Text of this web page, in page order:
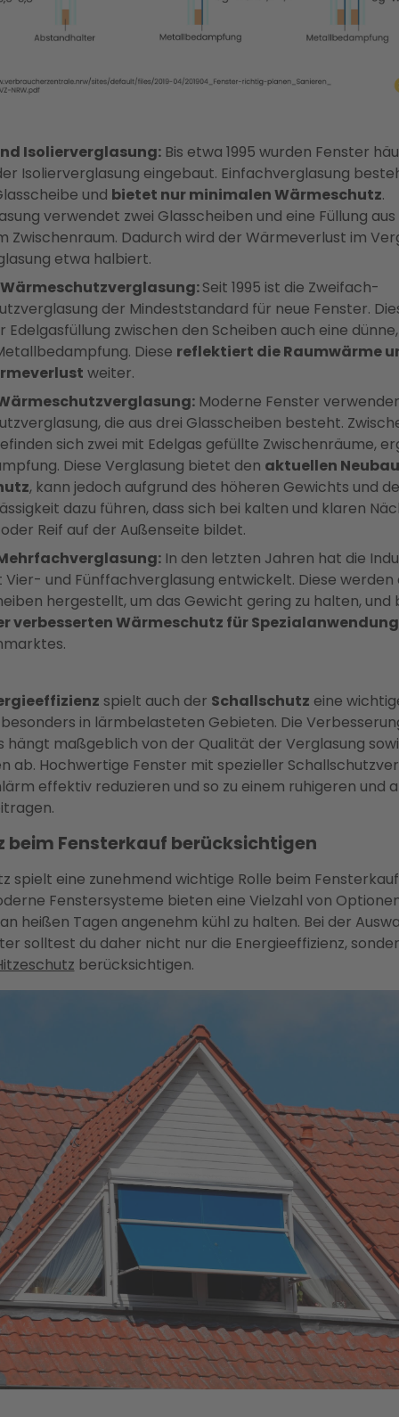
Isolierverglasung:Bis etwa 1995 wurden Fenster
Isolierverglasung eingebaut. Einfachverglasung
und bietet nur minimalen Wärmeschutz.
verwendet zwei Glasscheiben und eine Füllung
Zwischenraum. Dadurch wird der Wärmeverlust im
etwa halbiert.
Seit 1995 ist die Zweifach-
der Mindeststandard für neue Fenster.
Edelgasfüllung zwischen den Scheiben auch eine
Diese reflektiert die Raumwärme
weiter.
Moderne Fenster
die aus drei Glasscheiben besteht.
sich zwei mit Edelgas gefüllte Zwischenräume,
Diese Verglasung bietet den aktuellen
, kann jedoch aufgrund des höheren Gewichts und
dazu führen, dass sich bei kalten und klaren
Reif auf der Außenseite bildet​​.
In den letzten Jahren hat die
und Fünffachverglasung entwickelt. Diese werden
hergestellt, um das Gewicht gering zu halten, und
verbesserten Wärmeschutz für
spielt auch der Schallschutz eine
in lärmbelasteten Gebieten. Die
hängt maßgeblich von der Qualität der Verglasung
ab. Hochwertige Fenster mit spezieller
effektiv reduzieren und so zu einem ruhigeren und
beim Fensterkauf berücksichtigen
spielt eine zunehmend wichtige Rolle beim
Fenstersysteme bieten eine Vielzahl von
heißen Tagen angenehm kühl zu halten. Bei der
solltest du daher nicht nur die Energieeffizienz,
berücksichtigen.